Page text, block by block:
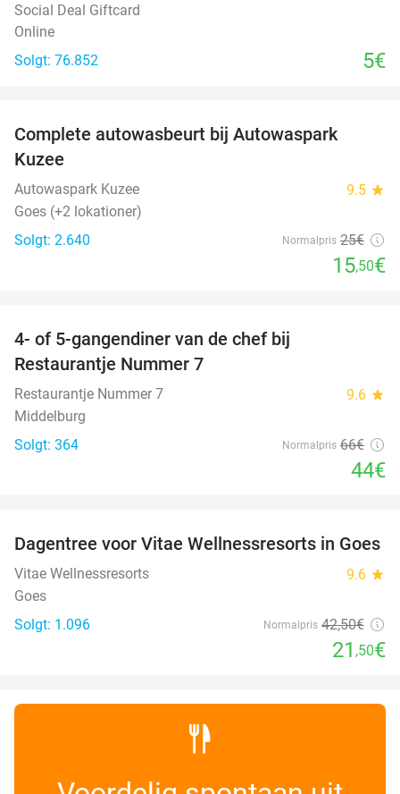
Social Deal Giftcard
Online
Solgt: 76.852
5€
Complete autowasbeurt bij Autowaspark
Kuzee
Autowaspark Kuzee 9.5 star
Goes (+2 lokationer)
Solgt: 2.640
Normalpris 25€
15,50€
4- of 5-gangendiner van de chef bij
Restaurantje Nummer 7
Restaurantje Nummer 7 9.6 star
Middelburg
Solgt: 364
Normalpris 66€
44€
49%
Dagentree voor Vitae Wellnessresorts in Goes
Vitae Wellnessresorts 9.6 star
Goes
Solgt: 1.096
Normalpris 42,50€
21 ,50€